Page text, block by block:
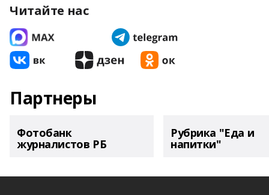
Читайте нас
Партнеры
Фотобанк
журналистов РБ
Рубрика "Еда и
напитки"